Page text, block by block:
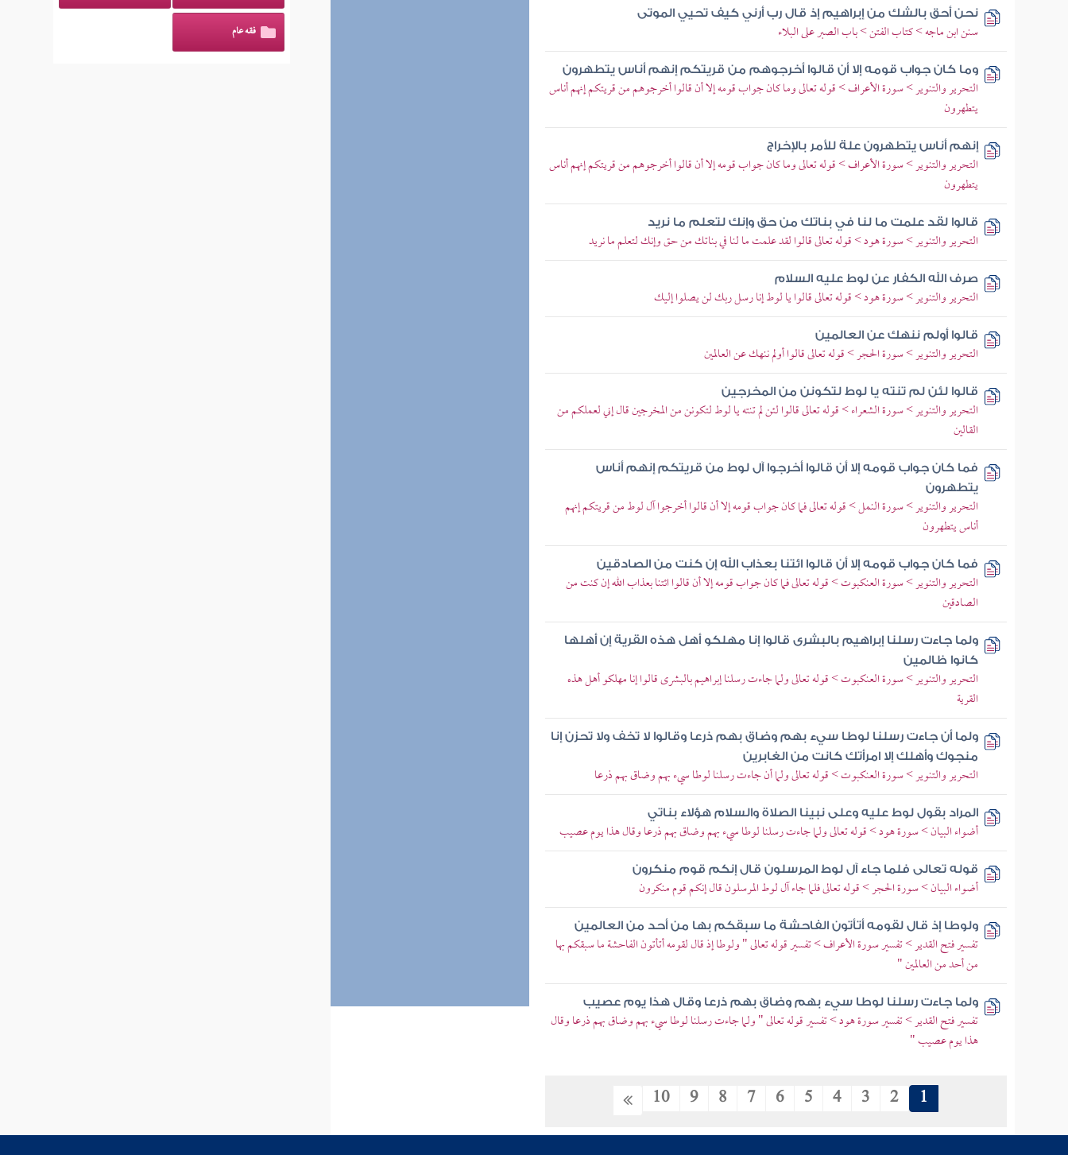
نحن أحق بالشك من إبراهيم إذ قال رب أرني كيف تحيي الموتى
سنن ابن ماجه > كتاب الفتن > باب الصبر على البلاء
وما كان جواب قومه إلا أن قالوا أخرجوهم من قريتكم إنهم أناس يتطهرون
التحرير والتنوير > سورة الأعراف > قوله تعالى وما كان جواب قومه إلا أن قالوا أخرجوهم من قريتكم إنهم أناس
يتطهرون
إنهم أناس يتطهرون علة للأمر بالإخراج
التحرير والتنوير > سورة الأعراف > قوله تعالى وما كان جواب قومه إلا أن قالوا أخرجوهم من قريتكم إنهم أناس
يتطهرون
قالوا لقد علمت ما لنا في بناتك من حق وإنك لتعلم ما نريد
التحرير والتنوير > سورة هود > قوله تعالى قالوا لقد علمت ما لنا في بناتك من حق وإنك لتعلم ما نريد
صرف الله الكفار عن لوط عليه السلام
التحرير والتنوير > سورة هود > قوله تعالى قالوا يا لوط إنا رسل ربك لن يصلوا إليك
قالوا أولم ننهك عن العالمين
التحرير والتنوير > سورة الحجر > قوله تعالى قالوا أولم ننهك عن العالمين
قالوا لئن لم تنته يا لوط لتكونن من المخرجين
التحرير والتنوير > سورة الشعراء > قوله تعالى قالوا لئن لم تنته يا لوط لتكونن من المخرجين قال إني لعملكم من
القالين
فما كان جواب قومه إلا أن قالوا أخرجوا آل لوط من قريتكم إنهم أناس
يتطهرون
التحرير والتنوير > سورة النمل > قوله تعالى فما كان جواب قومه إلا أن قالوا أخرجوا آل لوط من قريتكم إنهم
أناس يتطهرون
فما كان جواب قومه إلا أن قالوا ائتنا بعذاب الله إن كنت من الصادقين
التحرير والتنوير > سورة العنكبوت > قوله تعالى فما كان جواب قومه إلا أن قالوا ائتنا بعذاب الله إن كنت من
الصادقين
ولما جاءت رسلنا إبراهيم بالبشرى قالوا إنا مهلكو أهل هذه القرية إن أهلها
كانوا ظالمين
التحرير والتنوير > سورة العنكبوت > قوله تعالى ولما جاءت رسلنا إبراهيم بالبشرى قالوا إنا مهلكو أهل هذه
القرية
ولما أن جاءت رسلنا لوطا سيء بهم وضاق بهم ذرعا وقالوا لا تخف ولا تحزن إنا
منجوك وأهلك إلا امرأتك كانت من الغابرين
التحرير والتنوير > سورة العنكبوت > قوله تعالى ولما أن جاءت رسلنا لوطا سيء بهم وضاق بهم ذرعا
المراد بقول لوط عليه وعلى نبينا الصلاة والسلام هؤلاء بناتي
أضواء البيان > سورة هود > قوله تعالى ولما جاءت رسلنا لوطا سيء بهم وضاق بهم ذرعا وقال هذا يوم عصيب
قوله تعالى فلما جاء آل لوط المرسلون قال إنكم قوم منكرون
أضواء البيان > سورة الحجر > قوله تعالى فلما جاء آل لوط المرسلون قال إنكم قوم منكرون
ولوطا إذ قال لقومه أتأتون الفاحشة ما سبقكم بها من أحد من العالمين
تفسير فتح القدير > تفسير سورة الأعراف > تفسير قوله تعالى " ولوطا إذ قال لقومه أتأتون الفاحشة ما سبقكم بها
من أحد من العالمين "
ولما جاءت رسلنا لوطا سيء بهم وضاق بهم ذرعا وقال هذا يوم عصيب
تفسير فتح القدير > تفسير سورة هود > تفسير قوله تعالى " ولما جاءت رسلنا لوطا سيء بهم وضاق بهم ذرعا وقال
هذا يوم عصيب "
1
2
3
4
5
6
7
8
9
10
فقه عام